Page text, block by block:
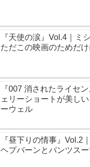
『天使の涙』Vol.4｜ミ
ただこの映画のためだ
『007 消されたライセ
ェリーショートが美し
ーウェル
『昼下りの情事』Vol.2
ヘプバーンとパンツスー